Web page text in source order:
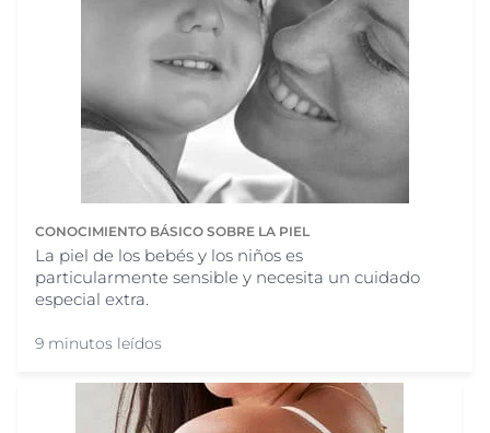
CONOCIMIENTO BÁSICO SOBRE LA PIEL
La piel de los bebés y los niños es
particularmente sensible y necesita un cuidado
especial extra.
9 minutos leídos